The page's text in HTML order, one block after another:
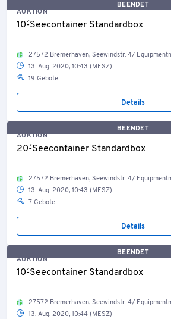
BEENDET
AUKTION
10´-Seecontainer Standardbox
27572 Bremerhaven, Seewindstr. 4/ Equipmentmanagement
13. Aug. 2020, 10:43 (MESZ)
19 Gebote
Details
BEENDET
AUKTION
20´-Seecontainer Standardbox
27572 Bremerhaven, Seewindstr. 4/ Equipmentmanagement
13. Aug. 2020, 10:43 (MESZ)
7 Gebote
Details
BEENDET
AUKTION
10´-Seecontainer Standardbox
27572 Bremerhaven, Seewindstr. 4/ Equipmentmanagement
13. Aug. 2020, 10:44 (MESZ)